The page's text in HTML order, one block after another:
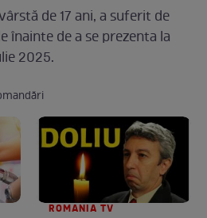
de 17 ani, a suferit de
înainte de a se prezenta la
2025.
ROMANIA TV